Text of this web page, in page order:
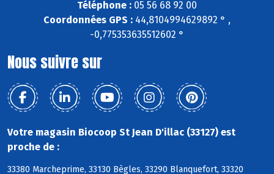
Téléphone : 05 56 68 92 00
Coordonnées GPS : 44,8104994629892 ° ,
-0,775353635512602 °
Nous suivre sur
Votre magasin Biocoop St Jean D'illac (33127) est
proche de :
33380 Marcheprime, 33130 Bègles, 33290 Blanquefort, 33320